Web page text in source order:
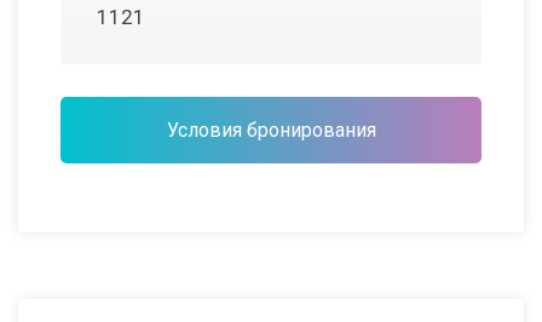
1121
Условия бронирования